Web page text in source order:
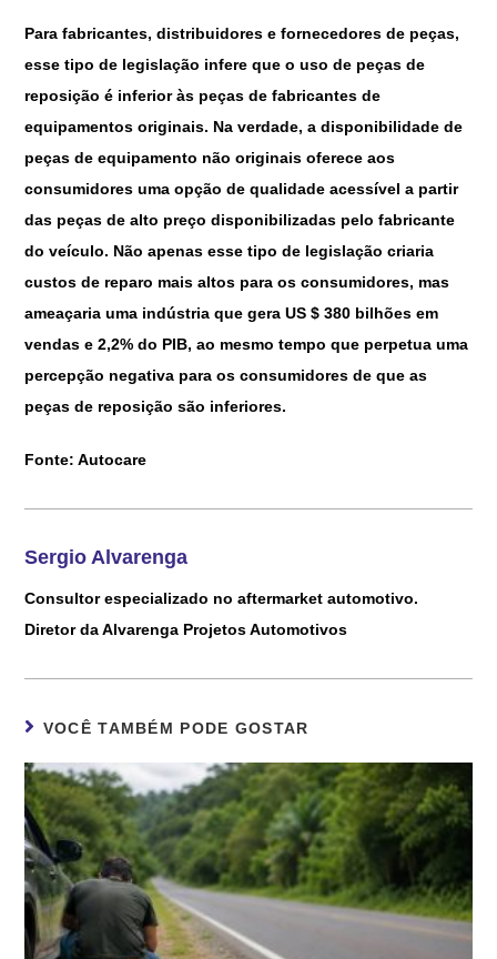
Para fabricantes, distribuidores e fornecedores de peças,
esse tipo de legislação infere que o uso de peças de
reposição é inferior às peças de fabricantes de
equipamentos originais. Na verdade, a disponibilidade de
peças de equipamento não originais oferece aos
consumidores uma opção de qualidade acessível a partir
das peças de alto preço disponibilizadas pelo fabricante
do veículo. Não apenas esse tipo de legislação criaria
custos de reparo mais altos para os consumidores, mas
ameaçaria uma indústria que gera US $ 380 bilhões em
vendas e 2,2% do PIB, ao mesmo tempo que perpetua uma
percepção negativa para os consumidores de que as
peças de reposição são inferiores.
Fonte: Autocare
Sergio Alvarenga
Consultor especializado no aftermarket automotivo.
Diretor da Alvarenga Projetos Automotivos
VOCÊ TAMBÉM PODE GOSTAR